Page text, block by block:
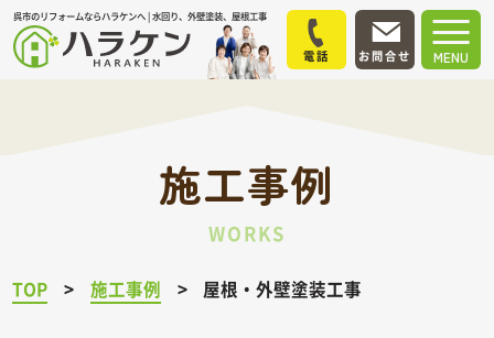
呉市のリフォームならハラケンへ | 水回り、外壁塗装、屋根工事
MENU
電話 お問合せ
施工事例
WORKS
TOP 施工事例 屋根・外壁塗装工事